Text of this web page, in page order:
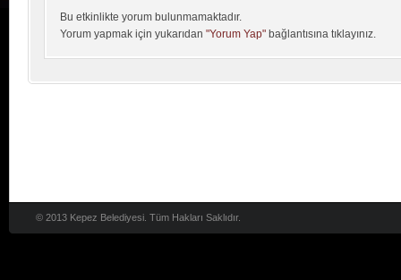
Bu etkinlikte yorum bulunmamaktadır.
Yorum yapmak için yukarıdan "Yorum Yap" bağlantısına tıklayınız.
© 2013 Kepez Belediyesi. Tüm Hakları Saklıdır.